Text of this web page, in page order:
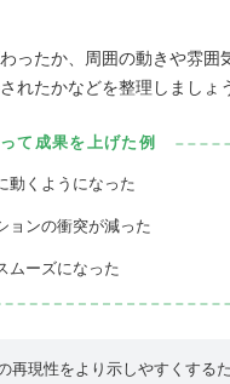
ったか、周囲の動きや雰囲
れたかなどを整理しましょ
て成果を上げた例
動くようになった
ョンの衝突が減った
ムーズになった
再現性をより示しやすくする